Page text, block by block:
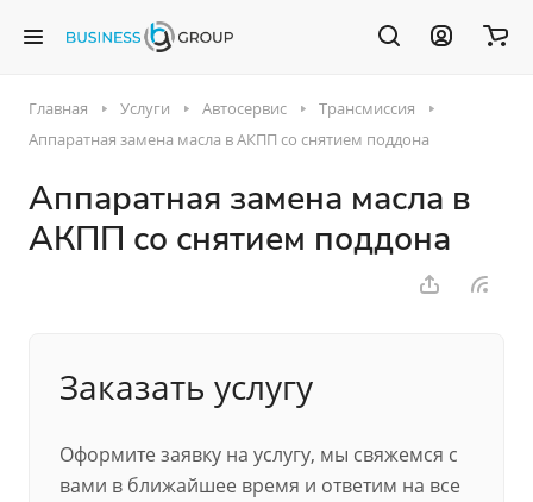
Главная Услуги Автосервис
Трансмиссия
Аппаратная замена масла в АКПП со снятием поддона
Аппаратная замена масла в
АКПП со снятием поддона
Заказать услугу
Оформите заявку на услугу, мы свяжемся с
вами в ближайшее время и ответим на все